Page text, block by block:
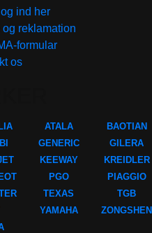
ind her
og reklamation
formular
os
ATALA
GENERIC
KEEWAY
PGO
TEXAS
YAMAHA
BAOTIAN
GILERA
KREIDLER
PIAGGIO
TGB
ZONGSHEN